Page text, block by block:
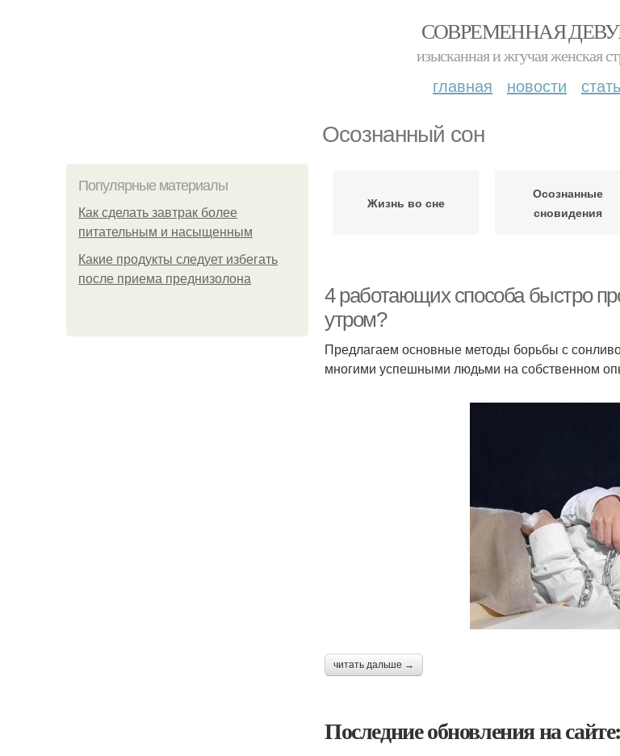
СОВРЕМЕННАЯ
изысканная и жгучая женская
главная новости
Осознанный сон
Популярные материалы
Как сделать завтрак более
питательным и насыщенным
Какие продукты следует избегать
после приема преднизолона
Жизнь во сне
Осознанные
сновидения
4 работающих способа быстро
утром?
Предлагаем основные методы борьбы с
многими успешными людьми на собственном
читать дальше →
Последние обновления на сайте: